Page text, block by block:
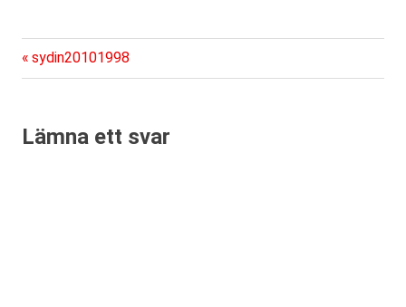
Inläggsnavigering
Föregående
inlägg:
sydin20101998
Lämna ett svar